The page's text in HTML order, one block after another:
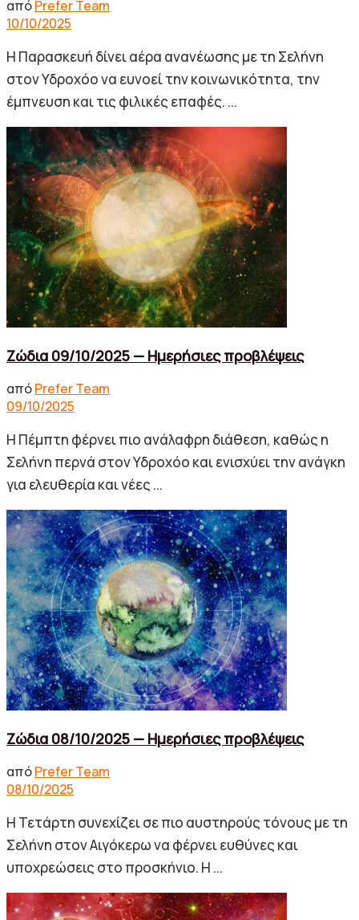
απόPrefer Team
10/10/2025
Η Παρασκευή δίνει αέρα ανανέωσης με τη Σελήνη
στον Υδροχόο να ευνοεί την κοινωνικότητα, την
έμπνευση και τις φιλικές επαφές. ...
Ζώδια 09/10/2025 — Ημερήσιες προβλέψεις
απόPrefer Team
09/10/2025
Η Πέμπτη φέρνει πιο ανάλαφρη διάθεση, καθώς η
Σελήνη περνά στον Υδροχόο και ενισχύει την ανάγκη
για ελευθερία και νέες ...
Ζώδια 08/10/2025 — Ημερήσιες προβλέψεις
απόPrefer Team
08/10/2025
Η Τετάρτη συνεχίζει σε πιο αυστηρούς τόνους με τη
Σελήνη στον Αιγόκερω να φέρνει ευθύνες και
υποχρεώσεις στο προσκήνιο. Η ...